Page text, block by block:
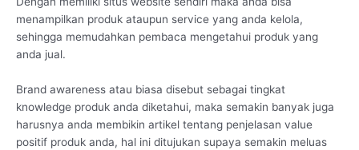
menampilkan produk ataupun service yang anda kelola,
sehingga memudahkan pembaca mengetahui produk yang
anda jual.
Brand awareness atau biasa disebut sebagai tingkat
knowledge produk anda diketahui, maka semakin banyak juga
harusnya anda membikin artikel tentang penjelasan value
positif produk anda, hal ini ditujukan supaya semakin meluas